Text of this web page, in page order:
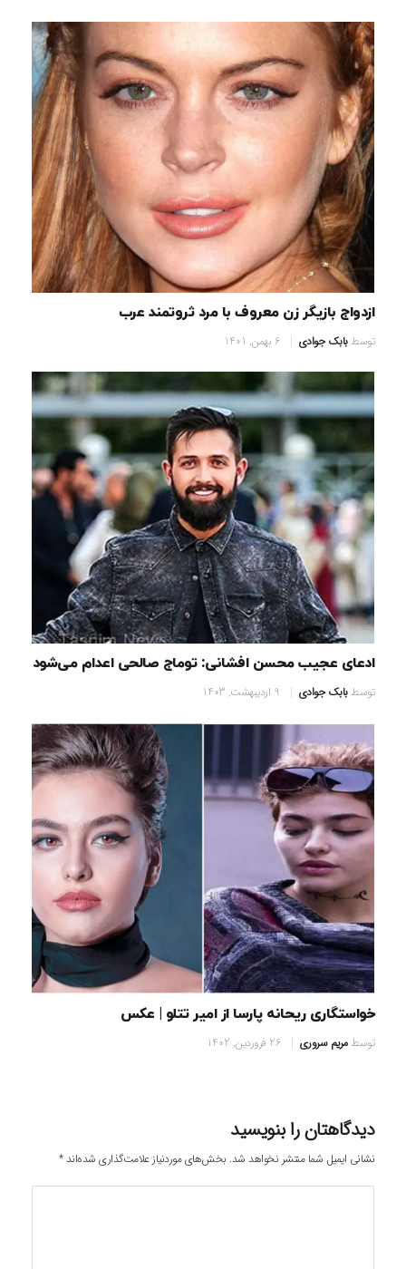
ازدواج بازیگر زن معروف با مرد ثروتمند عرب
توسطبابک جوادی 6 بهمن, 1401
ادعای عجیب محسن افشانی: توماج صالحی اعدام می‌شود
توسطبابک جوادی 9 اردیبهشت, 1403
خواستگاری ریحانه پارسا از امیر تتلو | عکس
توسطمریم سروری 26 فروردین, 1402
دیدگاهتان را بنویسید
نشانی ایمیل شما منتشر نخواهد شد. بخش‌های موردنیاز علامت‌گذاری شده‌اند*